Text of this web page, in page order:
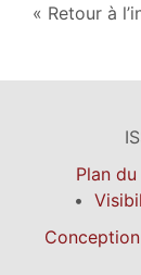
Retour à
Plan